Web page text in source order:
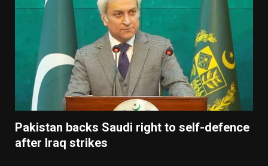
Pakistan backs Saudi right to self-defence
after Iraq strikes